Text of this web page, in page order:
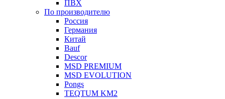
ПВХ
По производителю
Россия
Германия
Китай
Вauf
Descor
MSD PREMIUM
MSD EVOLUTION
Pongs
TEQTUM KM2